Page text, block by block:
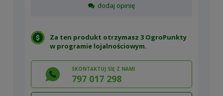
dodaj opinię
Za ten produkt otrzymasz 3 OgroPunkty
w programie lojalnościowym.
SKONTAKTUJ SIĘ Z NAMI
797 017 298